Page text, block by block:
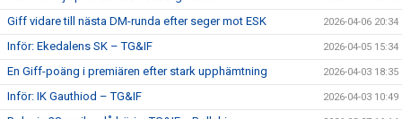
Giff vidare till nästa DM-runda efter seger mot ESK 2026-04-06 20:34
Inför: Ekedalens SK – TG&IF 2026-04-05 15:34
En Giff-poäng i premiären efter stark upphämtning 2026-04-03 18:35
Inför: IK Gauthiod – TG&IF 2026-04-03 10:49